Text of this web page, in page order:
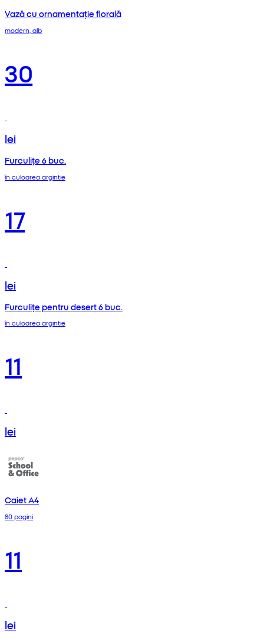
Vază cu ornamentație florală
modern, alb
30
lei
Furculițe 6 buc.
în culoarea argintie
17
lei
Furculițe pentru desert 6 buc.
în culoarea argintie
11
lei
Caiet A4
80 pagini
11
lei